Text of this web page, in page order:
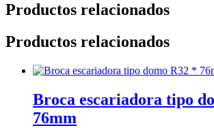
Productos relacionados
Productos relacionados
Broca escariadora tipo
76mm